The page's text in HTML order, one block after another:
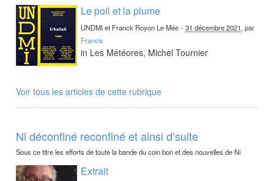
Le poil et la plume
UNDMI et Franck Royon Le Mée -31 décembre 2021, par
Francis
in Les Météores, Michel Tournier
Voir tous les articles de cette rubrique
Ni déconfiné reconfiné et ainsi d’suite
Sous ce titre les efforts de toute la bande du coin bon et des nouvelles de Ni
Extrait